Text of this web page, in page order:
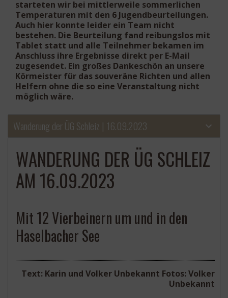
starteten wir bei mittlerweile sommerlichen
Temperaturen mit den 6 Jugendbeurteilungen.
Auch hier konnte leider ein Team nicht
bestehen. Die Beurteilung fand reibungslos mit
Tablet statt und alle Teilnehmer bekamen im
Anschluss ihre Ergebnisse direkt per E-Mail
zugesendet. Ein großes Dankeschön an unsere
Körmeister für das souveräne Richten und allen
Helfern ohne die so eine Veranstaltung nicht
möglich wäre.
Wanderung der ÜG Schleiz | 16.09.2023
WANDERUNG DER ÜG SCHLEIZ
AM 16.09.2023
Mit 12 Vierbeinern um und in den
Haselbacher See
Text: Karin und Volker Unbekannt Fotos: Volker
Unbekannt